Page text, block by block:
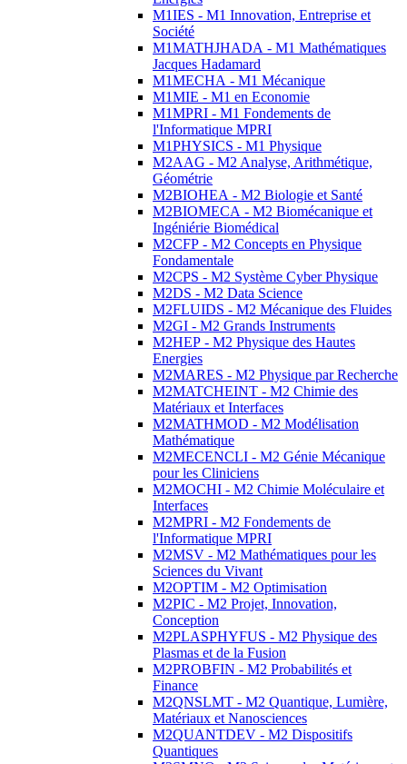
M1IES - M1 Innovation, Entreprise et
Société
M1MATHJHADA - M1 Mathématiques
Jacques Hadamard
M1MECHA - M1 Mécanique
M1MIE - M1 en Economie
M1MPRI - M1 Fondements de
l'Informatique MPRI
M1PHYSICS - M1 Physique
M2AAG - M2 Analyse, Arithmétique,
Géométrie
M2BIOHEA - M2 Biologie et Santé
M2BIOMECA - M2 Biomécanique et
Ingéniérie Biomédical
M2CFP - M2 Concepts en Physique
Fondamentale
M2CPS - M2 Système Cyber Physique
M2DS - M2 Data Science
M2FLUIDS - M2 Mécanique des Fluides
M2GI - M2 Grands Instruments
M2HEP - M2 Physique des Hautes
Energies
M2MARES - M2 Physique par Recherche
M2MATCHEINT - M2 Chimie des
Matériaux et Interfaces
M2MATHMOD - M2 Modélisation
Mathématique
M2MECENCLI - M2 Génie Mécanique
pour les Cliniciens
M2MOCHI - M2 Chimie Moléculaire et
Interfaces
M2MPRI - M2 Fondements de
l'Informatique MPRI
M2MSV - M2 Mathématiques pour les
Sciences du Vivant
M2OPTIM - M2 Optimisation
M2PIC - M2 Projet, Innovation,
Conception
M2PLASPHYFUS - M2 Physique des
Plasmas et de la Fusion
M2PROBFIN - M2 Probabilités et
Finance
M2QNSLMT - M2 Quantique, Lumière,
Matériaux et Nanosciences
M2QUANTDEV - M2 Dispositifs
Quantiques